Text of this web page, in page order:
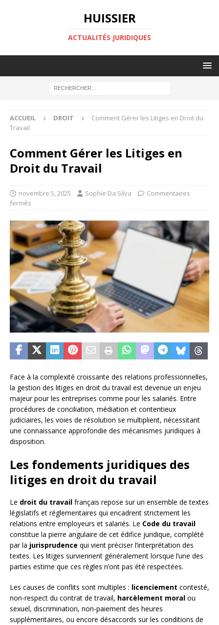
HUISSIER
ACTUALITÉS JURIDIQUES
ACCUEIL DROIT
Comment Gérer les Litiges en Droit du
Travail
Comment Gérer les Litiges en
Droit du Travail
novembre 5, 2025 Sophie Da Silva
Commentaires
fermés
Face à la complexité croissante des relations professionnelles,
la gestion des litiges en droit du travail est devenue un enjeu
majeur pour les entreprises comme pour les salariés. Entre
procédures de conciliation, médiation et contentieux
judiciaires, les voies de résolution se multiplient, nécessitant
une connaissance approfondie des mécanismes juridiques à
disposition.
Les fondements juridiques des
litiges en droit du travail
Le droit du travail français repose sur un ensemble de textes
législatifs et réglementaires qui encadrent strictement les
relations entre employeurs et salariés. Le Code du travail
constitue la pierre angulaire de cet édifice juridique, complété
par la jurisprudence qui vient préciser l’interprétation des
textes. Les litiges surviennent généralement lorsque l’une des
parties estime que ces règles n’ont pas été respectées.
Les causes de conflits sont multiples : licenciement contesté,
non-respect du contrat de travail, harcèlement moral ou
sexuel, discrimination, non-paiement des heures
supplémentaires, ou encore désaccords sur les conditions de